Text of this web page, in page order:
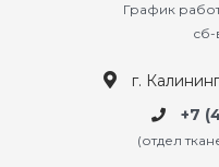
График
сб-
г.
+7
(отдел